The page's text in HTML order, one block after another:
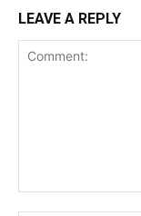
LEAVE A REPLY